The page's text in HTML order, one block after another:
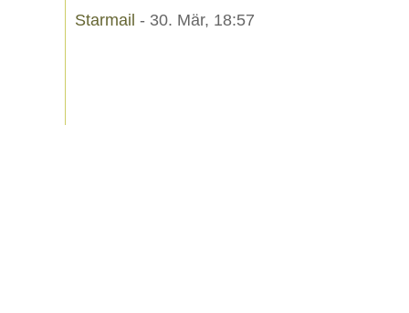
Starmail - 30. Mär, 18:57